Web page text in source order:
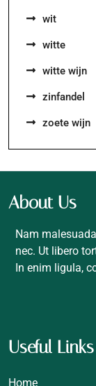
wit
witte
witte wijn
zinfandel
zoete wijn
About Us
Nam
nec. Ut libero
In enim ligula,
Useful Links
Home